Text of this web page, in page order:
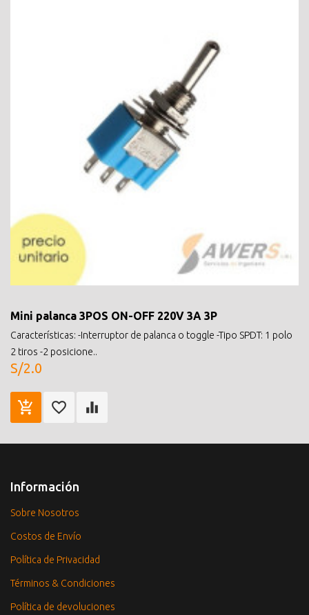
Mini palanca 3POS ON-OFF 220V 3A 3P
Características: -Interruptor de palanca o toggle -Tipo SPDT: 1 polo
2 tiros -2 posicione..
S/2.0
Información
Sobre Nosotros
Costos de Envío
Política de Privacidad
Términos & Condiciones
Política de devoluciones